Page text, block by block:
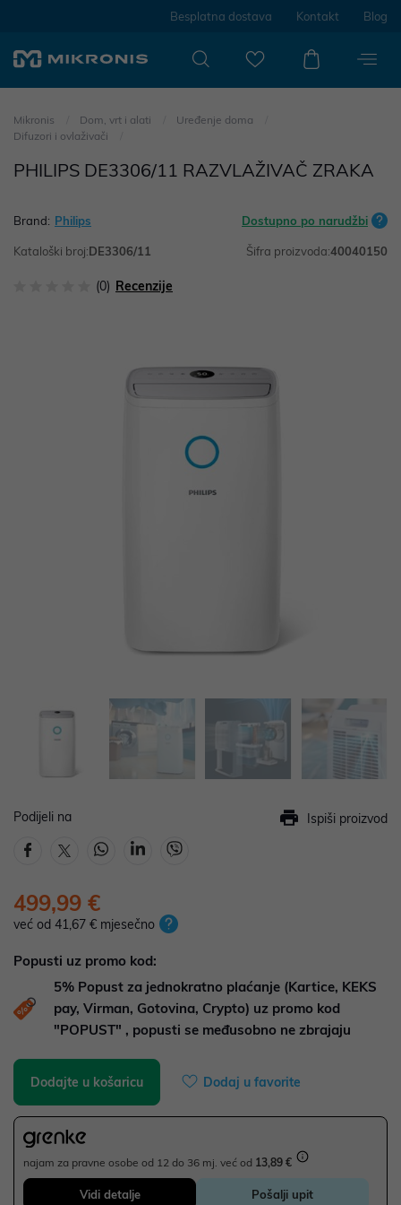
Besplatna dostava Kontakt Blog
Mikronis Dom, vrt i alati
Uređenje doma
Difuzori i ovlaživači
PHILIPS DE3306/11 RAZVLAŽIVAČ ZRAKA
Brand: Philips Dostupno po narudžbi
Kataloški broj:DE3306/11 Šifra proizvoda:40040150
(0) Recenzije
Podijeli na Ispiši proizvod
499,99 €
već od 41,67 € mjesečno
Popusti uz promo kod:
5% Popust za jednokratno plaćanje (Kartice, KEKS
pay, Virman, Gotovina, Crypto) uz promo kod
"POPUST" , popusti se međusobno ne zbrajaju
Dodajte u košaricu Dodaj u favorite
najam za pravne osobe od 12 do 36 mj. već od 13,89 €
Vidi detalje Pošalji upit